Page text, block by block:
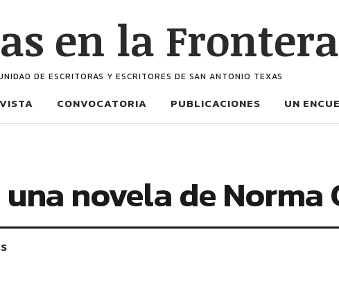
en la Frontera
DE ESCRITORAS Y ESCRITORES DE SAN ANTONIO TEXAS
CONVOCATORIA PUBLICACIONES UN
novela de Norma